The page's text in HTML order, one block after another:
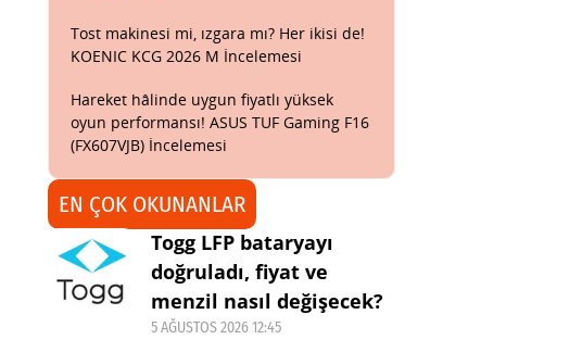
Tost makinesi mi, ızgara mı? Her ikisi de!
KOENIC KCG 2026 M İncelemesi
Hareket hâlinde uygun fiyatlı yüksek
oyun performansı! ASUS TUF Gaming F16
(FX607VJB) İncelemesi
EN ÇOK OKUNANLAR
Togg LFP bataryayı
doğruladı, fiyat ve
menzil nasıl değişecek?
5 AĞUSTOS 2026 12:45